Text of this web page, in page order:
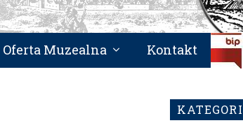
Oferta Muzealna Kontakt